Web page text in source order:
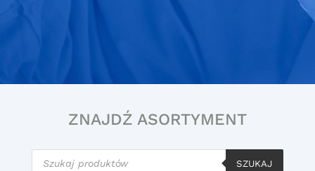
ZNAJDŹ ASORTYMENT
Wyszukiwarka
produktów
SZUKAJ